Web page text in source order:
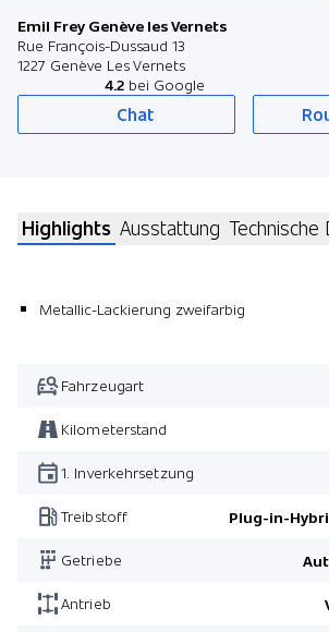
Emil Frey Genève les Vernets
Rue François-Dussaud 13
1227 Genève Les Vernets
4.2 bei Google
Chat
Highlights Ausstattung Technische
Metallic-Lackierung zweifarbig
Fahrzeugart
Kilometerstand
1. Inverkehrsetzung
Treibstoff Plug-in-
Getriebe
Antrieb